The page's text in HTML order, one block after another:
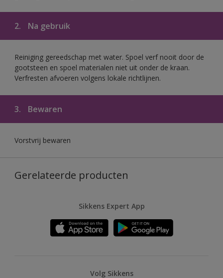
2. Na gebruik
Reiniging gereedschap met water. Spoel verf nooit door de
gootsteen en spoel materialen niet uit onder de kraan.
Verfresten afvoeren volgens lokale richtlijnen.
3. Bewaren
Vorstvrij bewaren
Gerelateerde producten
Sikkens Expert App
Volg Sikkens